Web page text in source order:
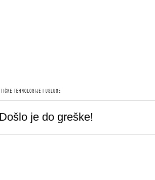
Došlo je do greške!